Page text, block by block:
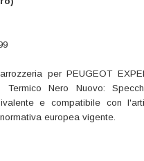
per PEUGEOT
Nero Nuovo:
e compatibile con
europea vigente.